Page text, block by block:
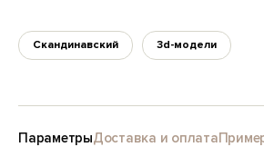
Скандинавский 3d-модели
ПараметрыДоставка и оплата